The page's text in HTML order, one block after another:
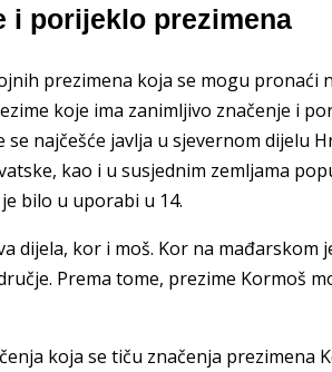
i porijeklo prezimena
prezimena koja se mogu pronaći
koje ima zanimljivo značenje i
najčešće javlja u sjevernom dijelu
kao i u susjednim zemljama
bilo u uporabi u 14.
dijela, kor i moš. Kor na mađarskom
Prema tome, prezime Kormoš
koja se tiču značenja prezimena